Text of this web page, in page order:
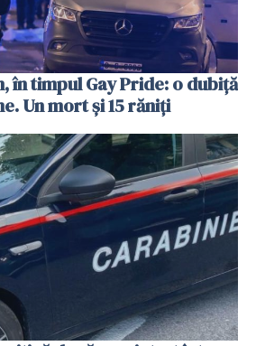
în timpul Gay Pride: o dubiță
Un mort și 15 răniți